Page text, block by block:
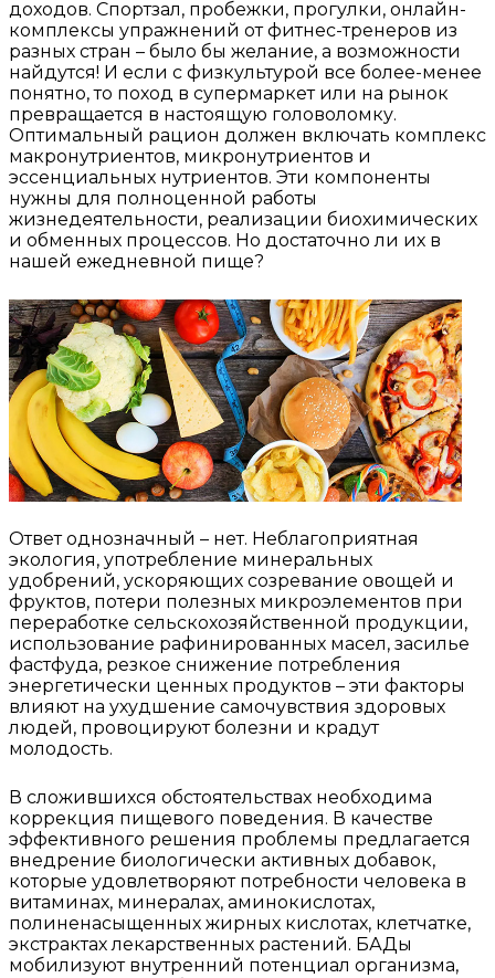
доходов. Спортзал, пробежки, прогулки, онлайн-
комплексы упражнений от фитнес-тренеров из
разных стран – было бы желание, а возможности
найдутся! И если с физкультурой все более-менее
понятно, то поход в супермаркет или на рынок
превращается в настоящую головоломку.
Оптимальный рацион должен включать комплекс
макронутриентов, микронутриентов и
эссенциальных нутриентов. Эти компоненты
нужны для полноценной работы
жизнедеятельности, реализации биохимических
и обменных процессов. Но достаточно ли их в
нашей ежедневной пище?
Ответ однозначный – нет. Неблагоприятная
экология, употребление минеральных
удобрений, ускоряющих созревание овощей и
фруктов, потери полезных микроэлементов при
переработке сельскохозяйственной продукции,
использование рафинированных масел, засилье
фастфуда, резкое снижение потребления
энергетически ценных продуктов – эти факторы
влияют на ухудшение самочувствия здоровых
людей, провоцируют болезни и крадут
молодость.
В сложившихся обстоятельствах необходима
коррекция пищевого поведения. В качестве
эффективного решения проблемы предлагается
внедрение биологически активных добавок,
которые удовлетворяют потребности человека в
витаминах, минералах, аминокислотах,
полиненасыщенных жирных кислотах, клетчатке,
экстрактах лекарственных растений. БАДы
мобилизуют внутренний потенциал организма,